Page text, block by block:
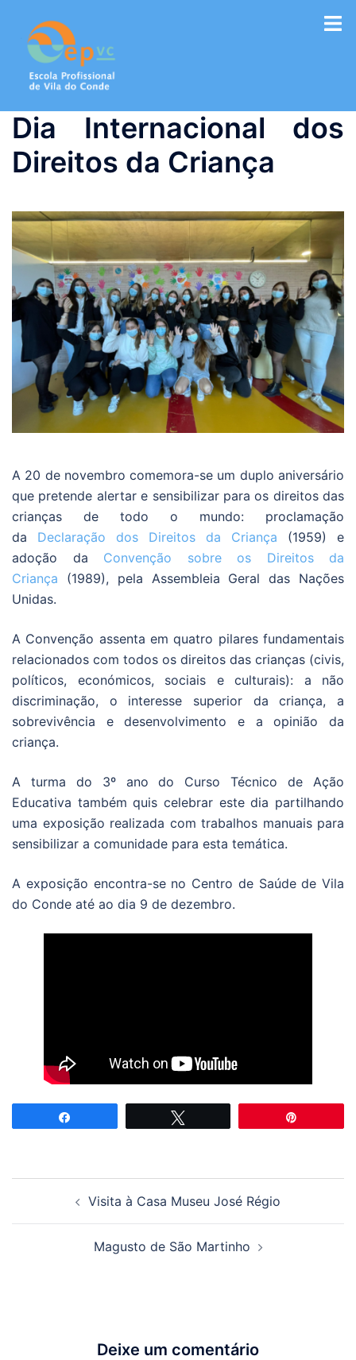
conteúdo
Dia Internacional dos
Direitos da Criança
A 20 de novembro comemora-se um duplo aniversário
que pretende alertar e sensibilizar para os direitos das
crianças de todo o mundo: proclamação
da Declaração dos Direitos da Criança (1959) e
adoção da Convenção sobre os Direitos da
Criança (1989), pela Assembleia Geral das Nações
Unidas.
A Convenção assenta em quatro pilares fundamentais
relacionados com todos os direitos das crianças (civis,
políticos, económicos, sociais e culturais): a não
discriminação, o interesse superior da criança, a
sobrevivência e desenvolvimento e a opinião da
criança.
A turma do 3º ano do Curso Técnico de Ação
Educativa também quis celebrar este dia partilhando
uma exposição realizada com trabalhos manuais para
sensibilizar a comunidade para esta temática.
A exposição encontra-se no Centro de Saúde de Vila
do Conde até ao dia 9 de dezembro.
Visita à Casa Museu José Régio
Magusto de São Martinho
Deixe um comentário